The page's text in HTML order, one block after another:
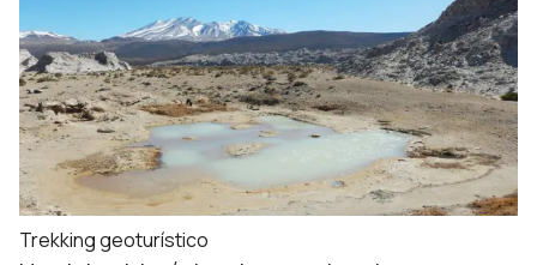
Trekking geoturístico